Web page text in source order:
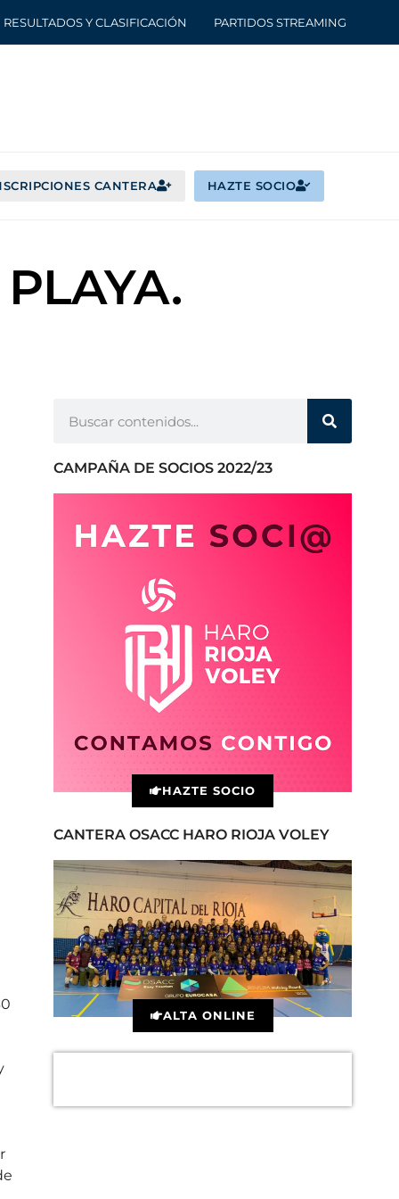
RESULTADOS Y CLASIFICACIÓN PARTIDOS STREAMING
CANTERA HAZTE SOCIO
CAMPAÑA DE SOCIOS 2022/23
HAZTE SOCIO
CANTERA OSACC HARO RIOJA VOLEY
ALTA ONLINE